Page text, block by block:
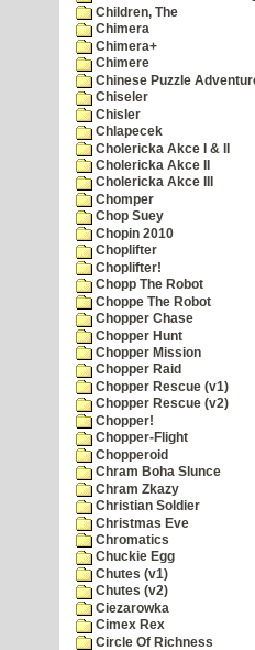
Children, The
Chimera
Chimera+
Chimere
Chinese Puzzle
Chiseler
Chisler
Chlapecek
Cholericka Akce I & II
Cholericka Akce II
Cholericka Akce III
Chomper
Chop Suey
Chopin 2010
Choplifter
Choplifter!
Chopp The Robot
Choppe The Robot
Chopper Chase
Chopper Hunt
Chopper Mission
Chopper Raid
Chopper Rescue (v1)
Chopper Rescue (v2)
Chopper!
Chopper-Flight
Chopperoid
Chram Boha Slunce
Chram Zkazy
Christian Soldier
Christmas Eve
Chromatics
Chuckie Egg
Chutes (v1)
Chutes (v2)
Ciezarowka
Cimex Rex
Circle Of Richness